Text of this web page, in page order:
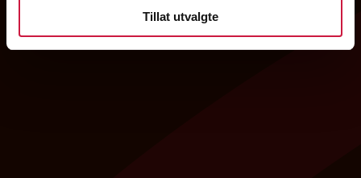
Tillat utvalgte